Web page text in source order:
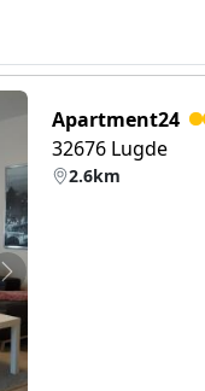
Weiter
Apartment24
32676 Lugde
2.6km